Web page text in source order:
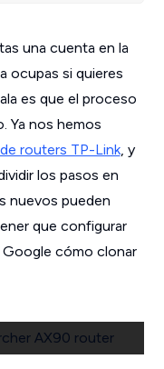
una cuenta en la
ocupas si quieres
es que el proceso
Ya nos hemos
routers TP-Link, y
los pasos en
nuevos pueden
que configurar
Google cómo clonar